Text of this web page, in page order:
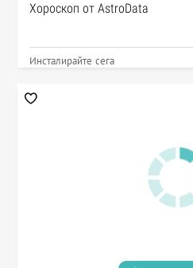
Хороскоп от AstroData
Инсталирайте сега